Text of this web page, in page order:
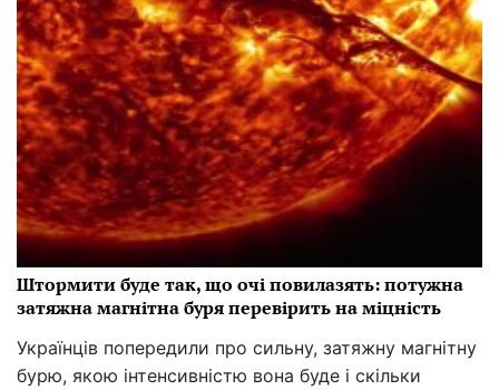
Штормити буде так, що очі повилазять: потужна
затяжна магнітна буря перевірить на міцність
Українців попередили про сильну, затяжну магнітну
бурю, якою інтенсивністю вона буде і скільки